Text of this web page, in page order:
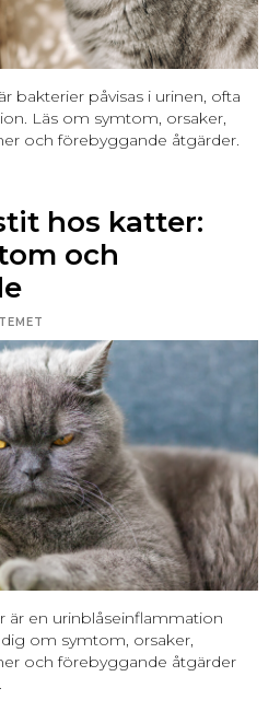
bakterier påvisas i urinen, ofta
Läs om symtom, orsaker,
och förebyggande åtgärder.
hos katter:
och
är en urinblåseinflammation
om symtom, orsaker,
och förebyggande åtgärder